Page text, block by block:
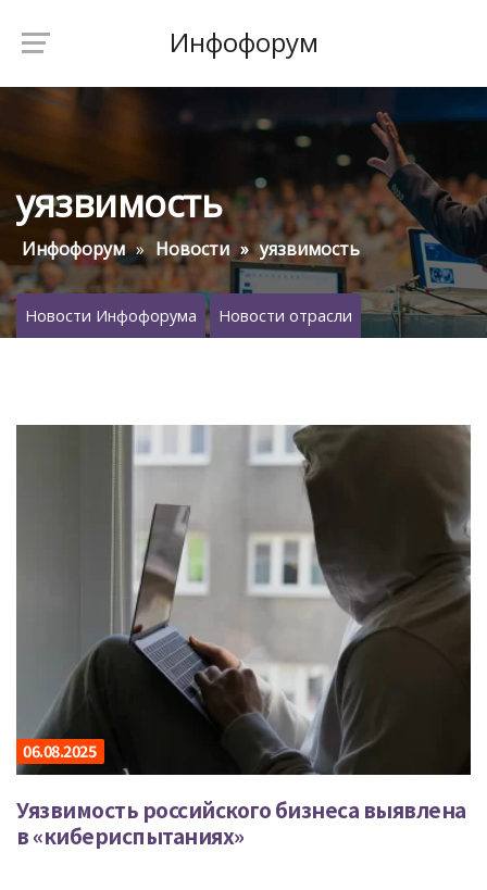
Инфофорум
уязвимость
Инфофорум Новости уязвимость
Новости Инфофорума Новости отрасли
06.08.2025
Уязвимость российского бизнеса выявлена
в «кибериспытаниях»